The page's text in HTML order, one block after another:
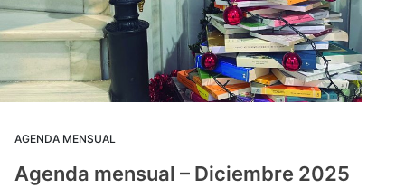
AGENDA MENSUAL
Agenda mensual – Diciembre 2025